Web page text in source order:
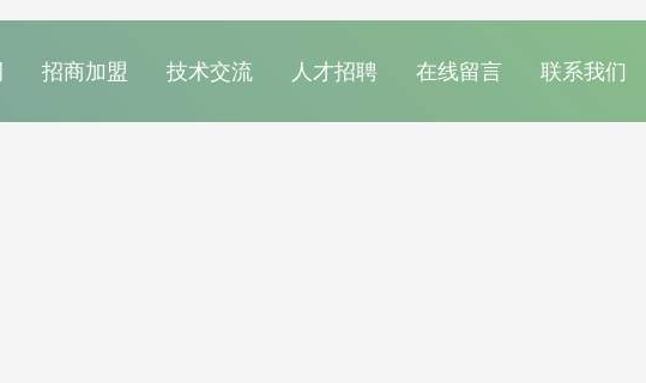
招商加盟 技术交流 人才招聘 在线留言 联系我们